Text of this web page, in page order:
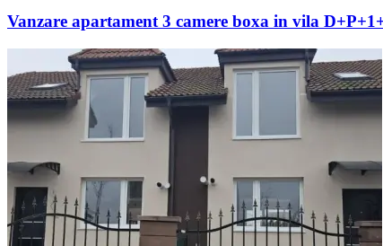
Vanzare apartament 3 camere boxa in vila